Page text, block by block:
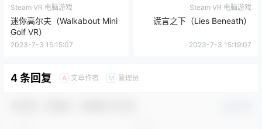
Steam VR 电脑游戏
迷你高尔夫（Walkabout Mini
Golf VR）
2023-7-3 15:15:07
Steam VR 电脑游戏
谎言之下（Lies Beneath）
2023-7-3 15:19:07
4 条回复 A 文章作者 M 管理员